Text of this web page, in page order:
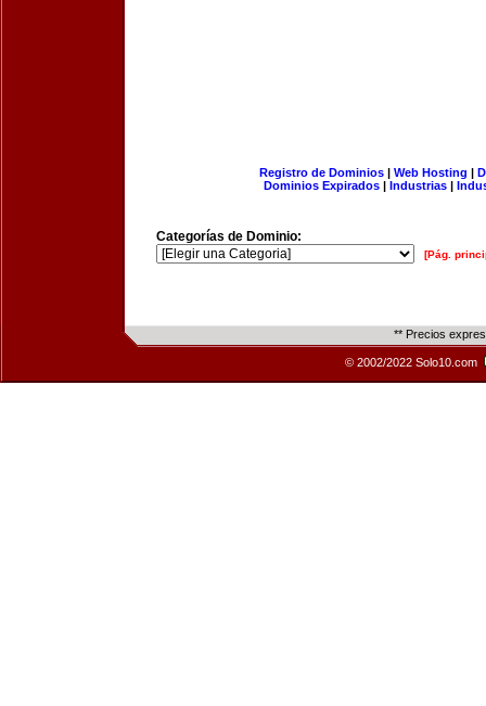
Registro de Dominios| Web Hosting |
Dominios Expirados | Industrias |
Categorías de Dominio:
[Pág.
** Precios
© 2002/2022 Solo10.com